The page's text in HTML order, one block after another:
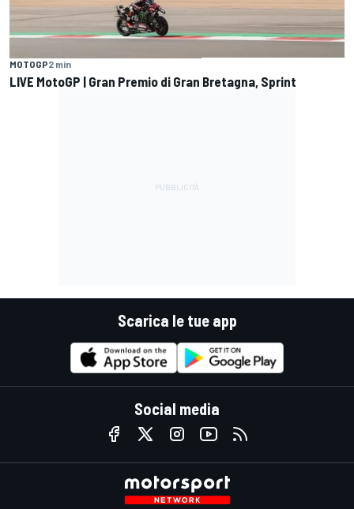
MOTOGP2 min
LIVE MotoGP | Gran Premio di Gran Bretagna, Sprint
Scarica le tue app
Social media